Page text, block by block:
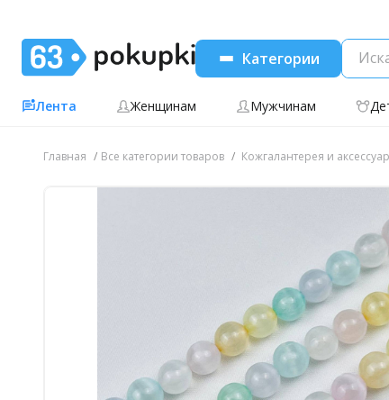
Категории
Лента Женщинам Мужчинам
Главная Все категории товаров Кожгалантерея и